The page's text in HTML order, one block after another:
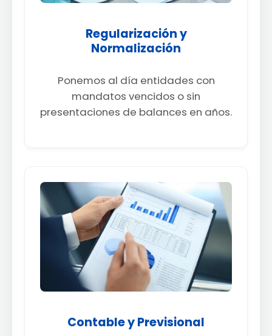
Regularización y
Normalización
Ponemos al día entidades con
mandatos vencidos o sin
presentaciones de balances en años.
Contable y Previsional